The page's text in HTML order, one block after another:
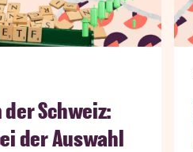
der Schweiz:
der Auswahl